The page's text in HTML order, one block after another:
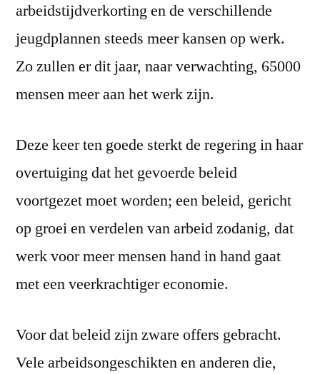
arbeidstijdverkorting en de verschillende
jeugdplannen steeds meer kansen op werk.
Zo zullen er dit jaar, naar verwachting, 65000
mensen meer aan het werk zijn.
Deze keer ten goede sterkt de regering in haar
overtuiging dat het gevoerde beleid
voortgezet moet worden; een beleid, gericht
op groei en verdelen van arbeid zodanig, dat
werk voor meer mensen hand in hand gaat
met een veerkrachtiger economie.
Voor dat beleid zijn zware offers gebracht.
Vele arbeidsongeschikten en anderen die,